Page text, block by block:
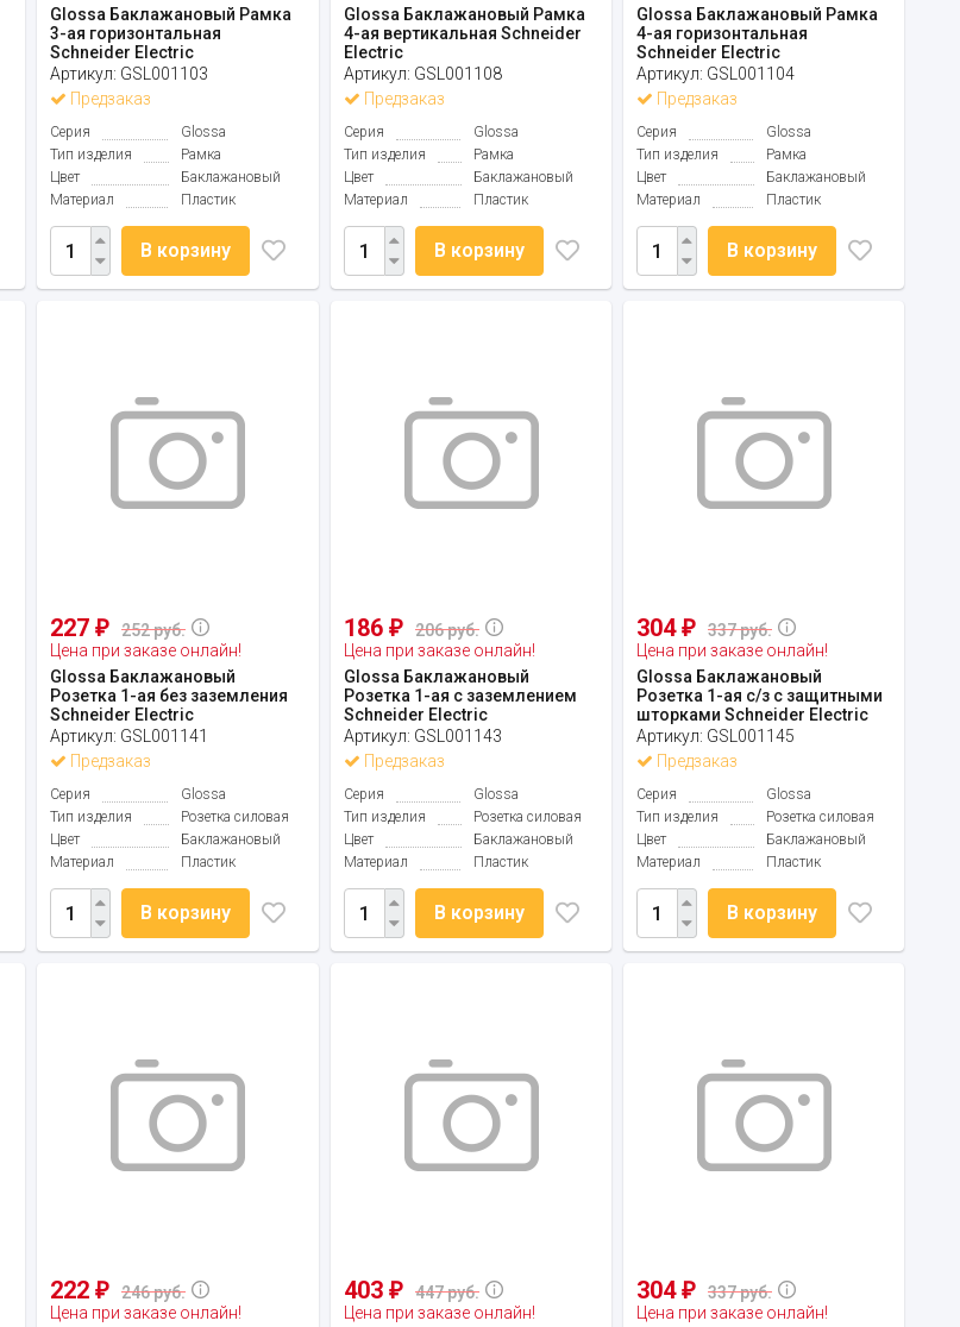
Glossa Баклажановый Рамка
3-ая горизонтальная
Schneider Electric
Артикул: GSL001103
Предзаказ
Серия
Glossa
Тип изделия
Рамка
Цвет
Баклажановый
Материал
Пластик
В корзину
Glossa Баклажановый Рамка
4-ая вертикальная Schneider
Electric
Артикул: GSL001108
Предзаказ
Серия
Glossa
Тип изделия
Рамка
Цвет
Баклажановый
Материал
Пластик
В корзину
Glossa Баклажановый Рамка
4-ая горизонтальная
Schneider Electric
Артикул: GSL001104
Предзаказ
Серия
Glossa
Тип изделия
Рамка
Цвет
Баклажановый
Материал
Пластик
В корзину
227₽
252 руб.
Цена при заказе онлайн!
Glossa Баклажановый
Розетка 1-ая без заземления
Schneider Electric
Артикул: GSL001141
Предзаказ
Серия
Glossa
Тип изделия
Розетка силовая
Цвет
Баклажановый
Материал
Пластик
В корзину
186 ₽
206 руб.
Цена при заказе онлайн!
Glossa Баклажановый
Розетка 1-ая с заземлением
Schneider Electric
Артикул: GSL001143
Предзаказ
Серия
Glossa
Тип изделия
Розетка силовая
Цвет
Баклажановый
Материал
Пластик
В корзину
304 ₽
337 руб.
Цена при заказе онлайн!
Glossa Баклажановый
Розетка 1-ая с/з с защитными
шторками Schneider Electric
Артикул: GSL001145
Предзаказ
Серия
Glossa
Тип изделия
Розетка силовая
Цвет
Баклажановый
Материал
Пластик
В корзину
222₽
246 руб.
Цена при заказе онлайн!
403 ₽
447 руб.
Цена при заказе онлайн!
304 ₽
337 руб.
Цена при заказе онлайн!